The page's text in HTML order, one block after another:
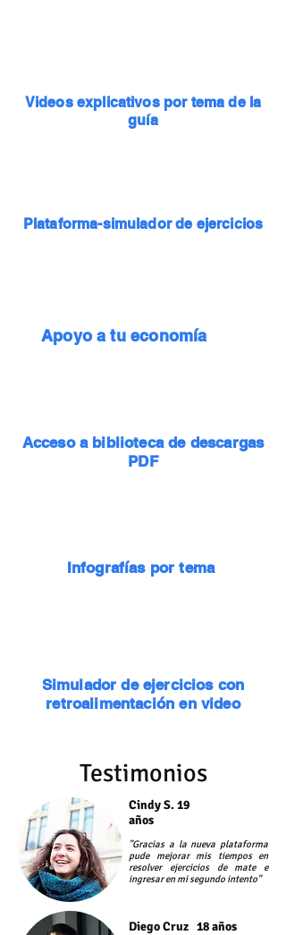
Videos explicativos por tema de la
guía
Plataforma-simulador de ejercicios
Apoyo a tu economía
Acceso a biblioteca de descargas
PDF
Infografías por tema
Simulador de ejercicios con
retroalimentación en video
Testimonios
Cindy S. 19
años
"Gracias a la nueva plataforma
pude mejorar mis tiempos en
resolver ejercicios de mate e
ingresar en mi segundo intento"
DiegoCruz 18 años